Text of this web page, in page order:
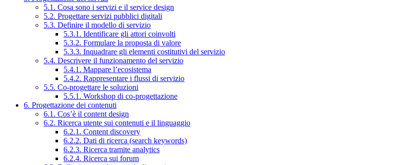
5.1. Cosa sono i servizi e il service design
5.2. Progettare servizi pubblici digitali
5.3. Definire il modello di servizio
5.3.1. Identificare gli attori coinvolti
5.3.2. Formulare la proposta di valore
5.3.3. Inquadrare gli elementi costitutivi del servizio
5.4. Descrivere il funzionamento del servizio
5.4.1. Mappare l’ecosistema
5.4.2. Rappresentare i flussi di servizio
5.5. Co-progettare le soluzioni
5.5.1. Workshop di co-progettazione
6. Progettazione dei contenuti
6.1. Cos’è il content design
6.2. Ricerca utente sui contenuti e il linguaggio
6.2.1. Content discovery
6.2.2. Dati di ricerca (search keywords)
6.2.3. Ricerca tramite analytics
6.2.4. Ricerca sui forum